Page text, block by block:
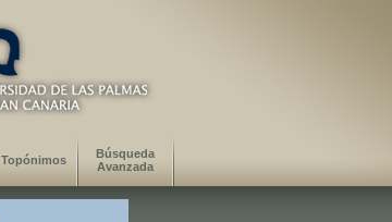
Topónimos
Búsqueda
Avanzada